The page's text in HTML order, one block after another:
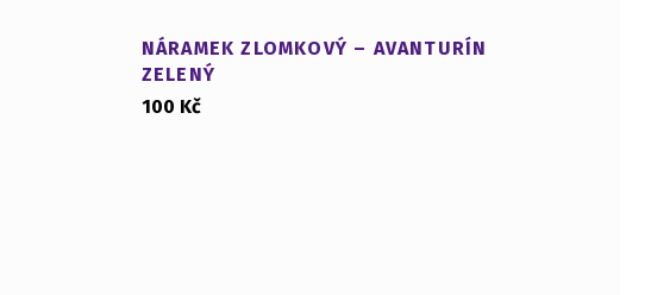
NÁRAMEK ZLOMKOVÝ – AVANTURÍN
ZELENÝ
100 Kč